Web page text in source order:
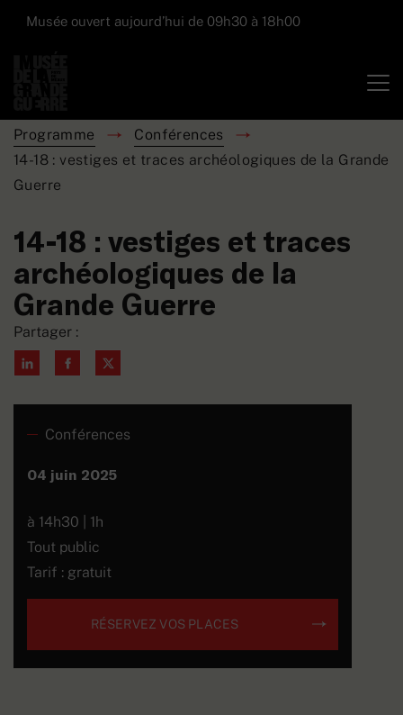
Musée ouvert aujourd’hui de 09h30 à 18h00
Partager :
Conférences
04 juin 2025
à 14h30 | 1h
Tout public
Tarif : gratuit
RÉSERVEZ VOS PLACES
Programme
Conférences
14-18 : vestiges et traces archéologiques de la Grande
Guerre
14-18 : vestiges et traces
archéologiques de la
Grande Guerre